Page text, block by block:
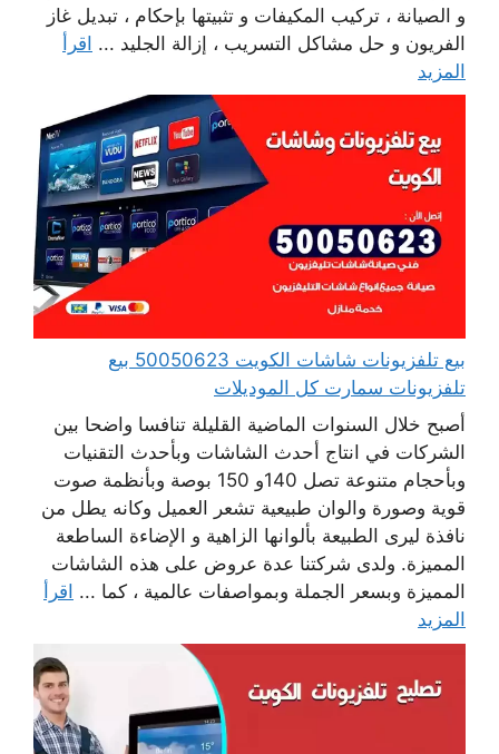
و الصيانة ، تركيب المكيفات و تثبيتها بإحكام ، تبديل غاز
الفريون و حل مشاكل التسريب ، إزالة الجليد ... اقرأ
المزيد
بيع تلفزيونات شاشات الكويت 50050623 بيع
تلفزيونات سمارت كل الموديلات
أصبح خلال السنوات الماضية القليلة تنافسا واضحا بين
الشركات في انتاج أحدث الشاشات وبأحدث التقنيات
وبأحجام متنوعة تصل 140و 150 بوصة وبأنظمة صوت
قوية وصورة والوان طبيعية تشعر العميل وكانه يطل من
نافذة ليرى الطبيعة بألوانها الزاهية و الإضاءة الساطعة
المميزة. ولدى شركتنا عدة عروض على هذه الشاشات
المميزة وبسعر الجملة وبمواصفات عالمية ، كما ... اقرأ
المزيد